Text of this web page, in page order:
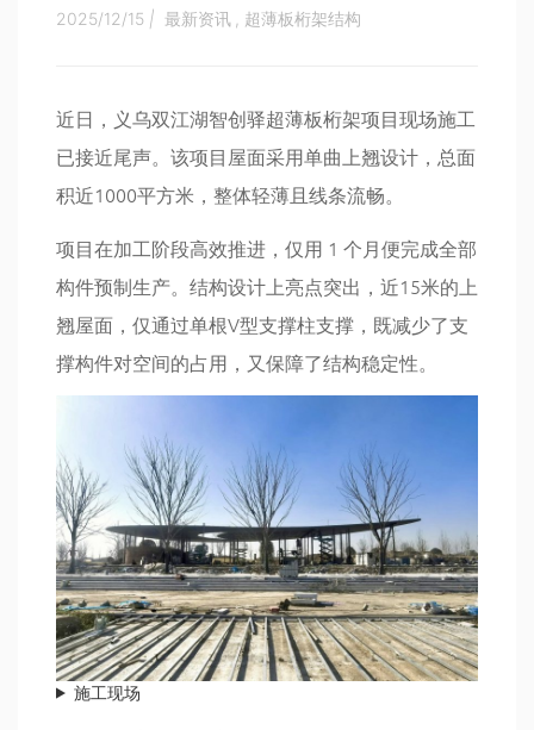
2025/12/15 | 最新资讯 超薄板桁架结构
近日，义乌双江湖智创驿超薄板桁架项目现场施工
已接近尾声。该项目屋面采用单曲上翘设计，总面
积近1000平方米，整体轻薄且线条流畅。
项目在加工阶段高效推进，仅用 1 个月便完成全部
构件预制生产。结构设计上亮点突出，近15米的上
翘屋面，仅通过单根V型支撑柱支撑，既减少了支
撑构件对空间的占用，又保障了结构稳定性。
施工现场